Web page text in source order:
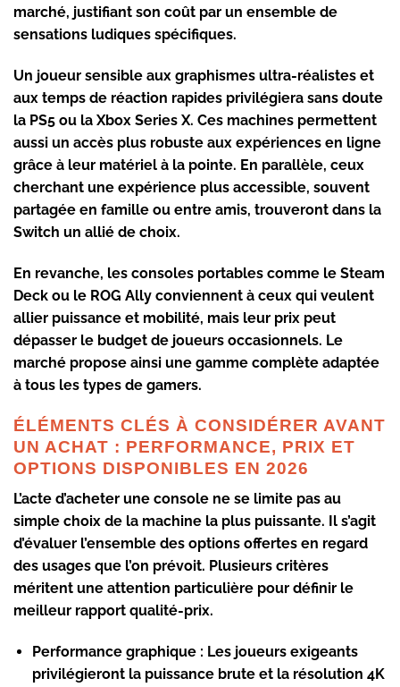
marché, justifiant son coût par un ensemble de
sensations ludiques spécifiques.
Un joueur sensible aux graphismes ultra-réalistes et
aux temps de réaction rapides privilégiera sans doute
la PS5 ou la Xbox Series X. Ces machines permettent
aussi un accès plus robuste aux expériences en ligne
grâce à leur matériel à la pointe. En parallèle, ceux
cherchant une expérience plus accessible, souvent
partagée en famille ou entre amis, trouveront dans la
Switch un allié de choix.
En revanche, les consoles portables comme le Steam
Deck ou le ROG Ally conviennent à ceux qui veulent
allier puissance et mobilité, mais leur prix peut
dépasser le budget de joueurs occasionnels. Le
marché propose ainsi une gamme complète adaptée
à tous les types de gamers.
ÉLÉMENTS CLÉS À CONSIDÉRER AVANT
UN ACHAT : PERFORMANCE, PRIX ET
OPTIONS DISPONIBLES EN 2026
L’acte d’acheter une console ne se limite pas au
simple choix de la machine la plus puissante. Il s’agit
d’évaluer l’ensemble des options offertes en regard
des usages que l’on prévoit. Plusieurs critères
méritent une attention particulière pour définir le
meilleur rapport qualité-prix.
Performance graphique: Les joueurs exigeants
privilégieront la puissance brute et la résolution 4K